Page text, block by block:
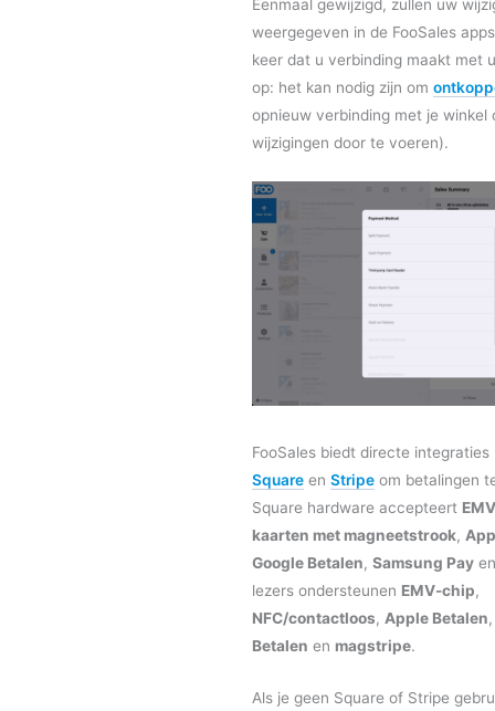
Eenmaal gewijzigd, zullen uw
weergegeven in de FooSales
keer dat u verbinding maakt met
op: het kan nodig zijn om
opnieuw verbinding met je winkel
wijzigingen door te voeren).
FooSales biedt directe integraties
Square en Stripe om betalingen
Square hardware accepteert
kaarten met magneetstrook,
Google Betalen, Samsung Pay
lezers ondersteunen EMV-chip,
NFC/contactloos, Apple Betalen
Betalen en magstripe.
Als je geen Square of Stripe